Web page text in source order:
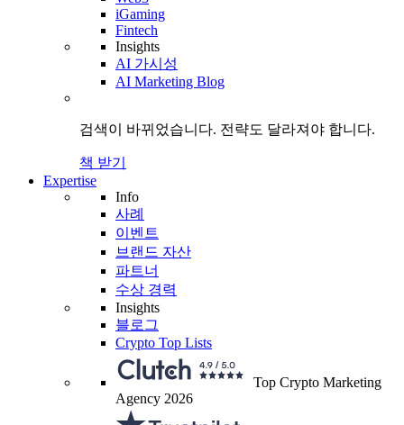
iGaming
Fintech
Insights
AI 가시성
AI Marketing Blog
검색이 바뀌었습니다. 전략도 달라져야 합니다.
책 받기
Expertise
Info
사례
이벤트
브랜드 자산
파트너
수상 경력
Insights
블로그
Crypto Top Lists
Top Crypto Marketing
Agency 2026